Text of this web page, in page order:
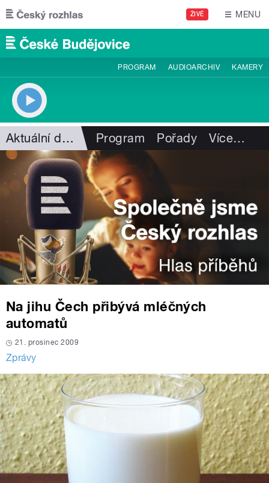
Přejít k hlavnímu obsahu
ŽIVĚ MENU
PROGRAM AUDIOARCHIV KAMERY
Aktuální dění Program Pořady Více…
Na jihu Čech přibývá mléčných
automatů
21. prosinec 2009
Zprávy